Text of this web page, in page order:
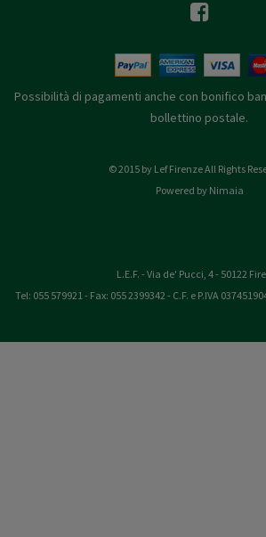
Possibilità di pagamenti anche con bonifico
bollettino postale.
© 2015 by Lef Firenze All Rights
Powered by Nimaia
L.E.F. - Via de' Pucci, 4 - 50122
Tel: 055 579921 - Fax: 055 2399342 - C.F. e P.IVA